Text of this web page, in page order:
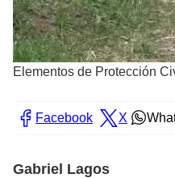
Elementos de Protección
Facebook X
Gabriel Lagos